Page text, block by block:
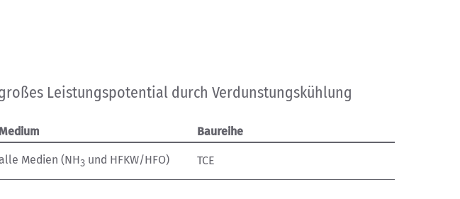
Leistungspotential durch Verdunstungskühlung
Baureihe
Medien (NH3 und HFKW/HFO) TCE